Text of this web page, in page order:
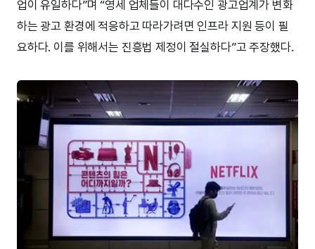
업이 유일하다”며 “영세 업체들이 대다수인 광고업계가 변화
하는 광고 환경에 적응하고 따라가려면 인프라 지원 등이 필
요하다. 이를 위해서는 진흥법 제정이 절실하다”고 주장했다.